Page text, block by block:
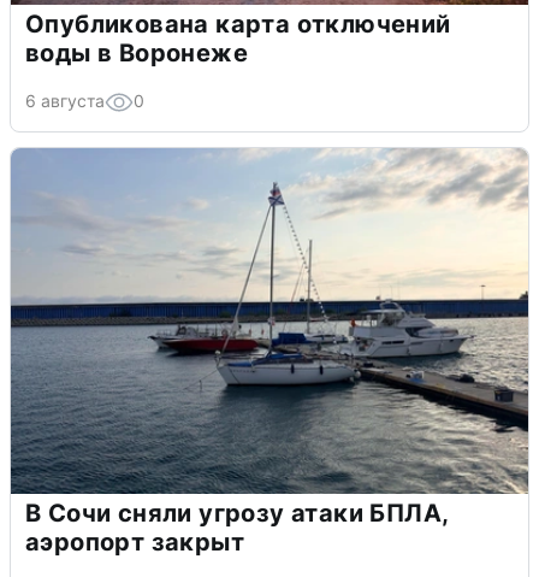
Опубликована карта отключений
воды в Воронеже
6 августа 0
В Сочи сняли угрозу атаки БПЛА,
аэропорт закрыт